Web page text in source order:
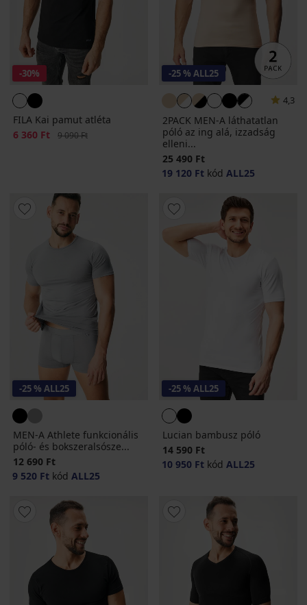
-30%
FILA Kai pamut atléta
Kedvezmény
6 360 Ft Eredeti ár
9 090 Ft
-25 % ALL25
4,3
2PACK MEN-A láthatatlan
póló az ing alá, izzadság
elleni...
25 490 Ft
19 120 Ft kód ALL25
-25 % ALL25
MEN-A Athlete funkcionális
póló- és bokszeralsósze...
12 690 Ft
9 520 Ft kód ALL25
-25 % ALL25
Lucian bambusz póló
14 590 Ft
10 950 Ft kód ALL25